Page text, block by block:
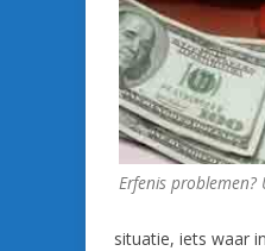
Erfenis
situatie, iets waar